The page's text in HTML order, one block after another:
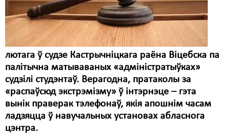
лютага ў судзе Кастрычніцкага раёна Віцебска па
палітычна матываваных «адміністратыўках»
судзілі студэнтаў. Верагодна, пратаколы за
«распаўсюд экстрэмізму» ў інтэрнэце – гэта
вынік праверак тэлефонаў, якія апошнім часам
ладзяцца ў навучальных установах абласнога
цэнтра.
Правы працоўных
Сацыяльныя правы